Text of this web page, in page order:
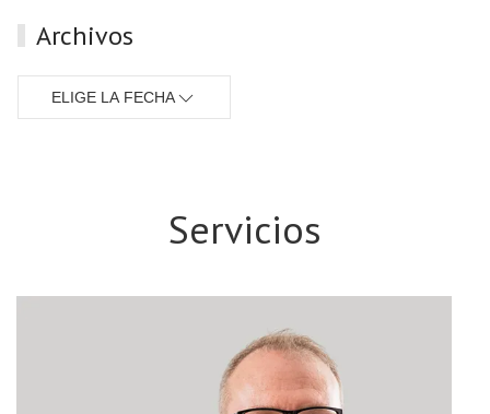
Archivos
ELIGE LA FECHA
Servicios